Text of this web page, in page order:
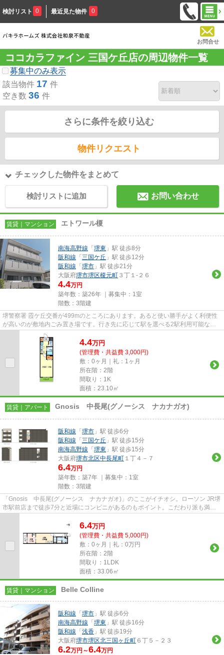
検討リスト 0 最近見た物件 0
お問合せ
ココカラファイン 三国ケ丘店の周辺物件一覧
募集中のみ表示
該当物件 17 件
空き数 36 件
さらに条件を絞り込む
物件リクエスト
チェックした物件をまとめて
検討リストに追加 お問い合わせ
賃貸｜マンション エトワール榎
南海高野線 「 堺東 」駅 徒歩8分
阪和線 「 三国ケ丘 」駅 徒歩12分
阪和線 「 堺市 」駅 徒歩21分
大阪府堺市堺区榎元町 ３丁１-２６
4.4万円
築年数：築26年 ｜募集中： 1室
階数：3階建
堺警察署 霞ケ丘交番が499mのところにあります。あると使い勝手がよく利便性
が高いのが敷地内ごみ置き場です。行き先に応じて駅を選べる2駅利用可能な物
件です。こちらは徒歩8分に立地...
4.4万円
(管理費・共益費 3,000円)
敷：0ヶ月｜礼：1ヶ月
所在階：2階
間取り：1K
面積：23.10㎡
賃貸｜アパート Gnosis 中長尾(グノーシス ナカナガオ)
阪和線 「 堺市 」駅 徒歩6分
阪和線 「 三国ケ丘 」駅 徒歩15分
南海高野線 「 堺東 」駅 徒歩15分
大阪府堺市北区中長尾町 １丁４－７
6.4万円
築年数：築7年 ｜募集中： 1室
階数：3階建
「Gnosis 中長尾(グノーシス ナカナガオ)」のここがイチオシ。ローソン JR堺
市駅前店まで徒歩7分と近場にコンビニがあるのもポイント。こだわり派も満足
6.4万円
(管理費・共益費 5,000円)
敷：0ヶ月｜礼：0万円
所在階：2階
間取り：1LDK
面積：33.06㎡
賃貸｜マンション Belle Colline
阪和線 「 堺市 」駅 徒歩6分
南海高野線 「 堺東 」駅 徒歩16分
阪和線 「 浅香 」駅 徒歩19分
大阪府堺市堺区北三国ヶ丘町 ６丁５－２３
6.2万円～6.4万円